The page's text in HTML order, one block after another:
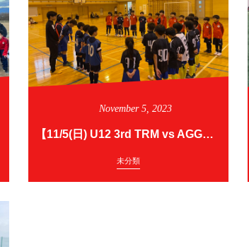
November 5 ,2023
【11/5(日) U12 3rd TRM vs AGGRE・LIV FC】
未分類